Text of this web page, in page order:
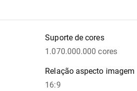
Suporte de cores
1.070.000.000 cores
Relação aspecto imagem
16:9